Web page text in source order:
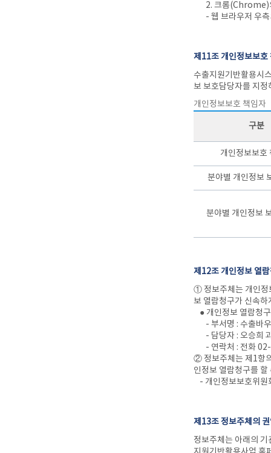
2. 크롬(Chrome)
- 웹 브라우저 우
제11조 개인정보보호
수출지원기반활용시
보 보호담당자를 지
개인정보보호 책임자
구분
개인정보보호
분야별 개인정보
분야별 개인정보
제12조 개인정보 열
① 정보주체는 개인정
보 열람청구가 신속
● 개인정보 열람청
- 부서명 : 수출바
- 담당자 : 오승희
- 연락처 : 전화
② 정보주체는 제1항
인정보 열람청구를 할
- 개인정보보호위
제13조 정보주체의
정보주체는 아래의